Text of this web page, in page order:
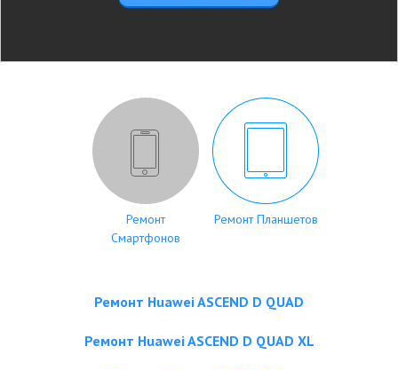
Ремонт
Смартфонов
Ремонт Планшетов
Ремонт Huawei ASCEND D QUAD
Ремонт Huawei ASCEND D QUAD XL